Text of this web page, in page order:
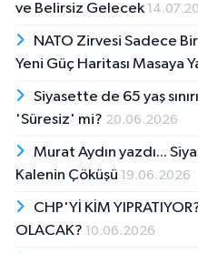
ve Belirsiz Gelecek
NATO Zirvesi Sadece
Yeni Güç Haritası Masaya
Siyasette de 65 yaş
'Süresiz' mi? 20.06.2026
Murat Aydın yazdı...
Kalenin Çöküşü 19.06.2026
CHP'Yİ KİM
OLACAK? 10.06.2026